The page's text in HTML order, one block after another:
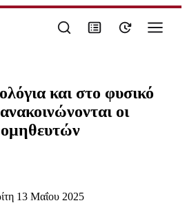
και στο φυσικό
οι
13 Μαΐου 2025